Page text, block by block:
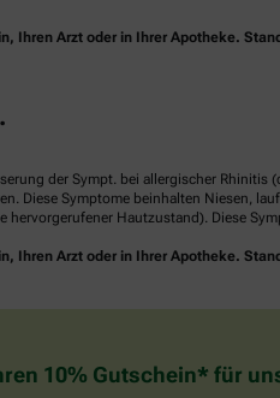
Ihren Arzt oder in Ihrer Apotheke.
der Sympt. bei allergischer Rhinitis
Diese Symptome beinhalten Niesen,
Hautzustand). Diese
Ihren Arzt oder in Ihrer Apotheke.
10% Gutschein* für